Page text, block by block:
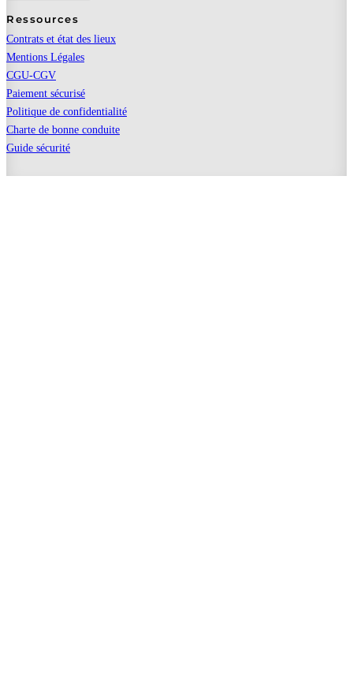
Ressources
Contrats et état des lieux
Mentions Légales
CGU-CGV
Paiement sécurisé
Politique de confidentialité
Charte de bonne conduite
Guide sécurité